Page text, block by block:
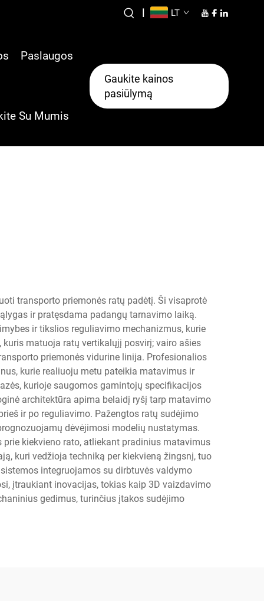
| LT
Paslaugos
Su Mumis
Gaukite kainos
pasiūlymą
transporto priemonės ratų padėtį. Ši visaprotė
ir pratęsdama padangų tarnavimo laiką.
ir tikslios reguliavimo mechanizmus, kurie
matuoja ratų vertikalųjį posvirį; vairo ašies
priemonės vidurine linija. Profesionalios
kurie realiuoju metu pateikia matavimus ir
kurioje saugomos gamintojų specifikacijos
architektūra apima belaidį ryšį tarp matavimo
ir po reguliavimo. Pažengtos ratų sudėjimo
dėvėjimosi modelių nustatymas.
kiekvieno rato, atliekant pradinius matavimus
kuri vedžioja techniką per kiekvieną žingsnį, tuo
integruojamos su dirbtuvės valdymo
įtraukiant inovacijas, tokias kaip 3D vaizdavimo
gedimus, turinčius įtakos sudėjimo